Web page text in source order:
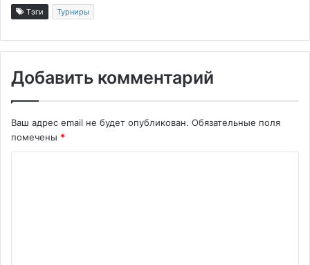
Тэги Турниры
Добавить комментарий
Ваш адрес email не будет опубликован. Обязательные поля
помечены *